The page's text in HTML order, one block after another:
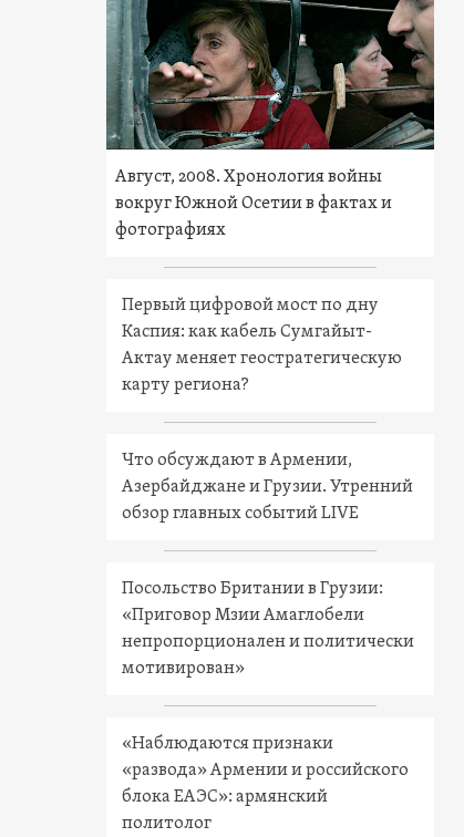
Август, 2008. Хронология войны
вокруг Южной Осетии в фактах и
фотографиях
Первый цифровой мост по дну
Каспия: как кабель Сумгайыт-
Актау меняет геостратегическую
карту региона?
Что обсуждают в Армении,
Азербайджане и Грузии. Утренний
обзор главных событий LIVE
Посольство Британии в Грузии:
«Приговор Мзии Амаглобели
непропорционален и политически
мотивирован»
«Наблюдаются признаки
«развода» Армении и российского
блока ЕАЭС»: армянский
политолог